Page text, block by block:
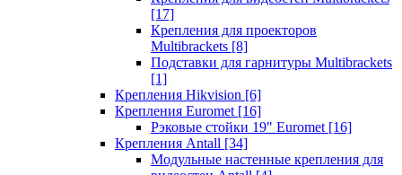
[17]
Крепления для проекторов
Multibrackets [8]
Подставки для гарнитуры Multibrackets
[1]
Крепления Hikvision [6]
Крепления Euromet [16]
Рэковые стойки 19" Euromet [16]
Крепления Antall [34]
Модульные настенные крепления для